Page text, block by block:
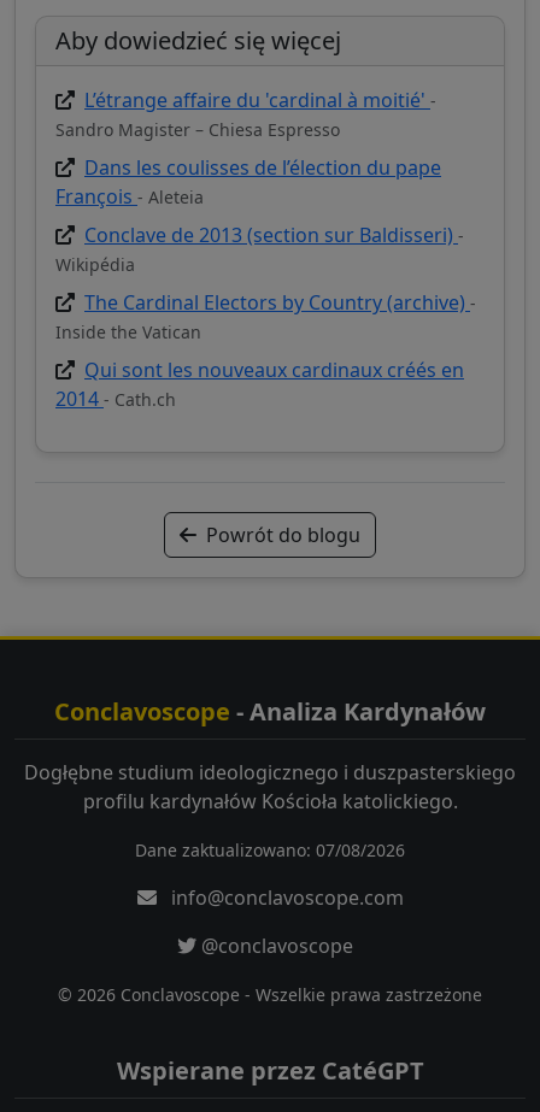
Aby dowiedzieć się więcej
L’étrange affaire du 'cardinal à moitié' -
Sandro Magister – Chiesa Espresso
Dans les coulisses de l’élection du pape
François - Aleteia
Conclave de 2013 (section sur Baldisseri) -
Wikipédia
The Cardinal Electors by Country (archive) -
Inside the Vatican
Qui sont les nouveaux cardinaux créés en
2014 - Cath.ch
Powrót do blogu
Conclavoscope - Analiza Kardynałów
Dogłębne studium ideologicznego i duszpasterskiego
profilu kardynałów Kościoła katolickiego.
Dane zaktualizowano: 07/08/2026
info@conclavoscope.com
@conclavoscope
© 2026 Conclavoscope - Wszelkie prawa zastrzeżone
Wspierane przez CatéGPT